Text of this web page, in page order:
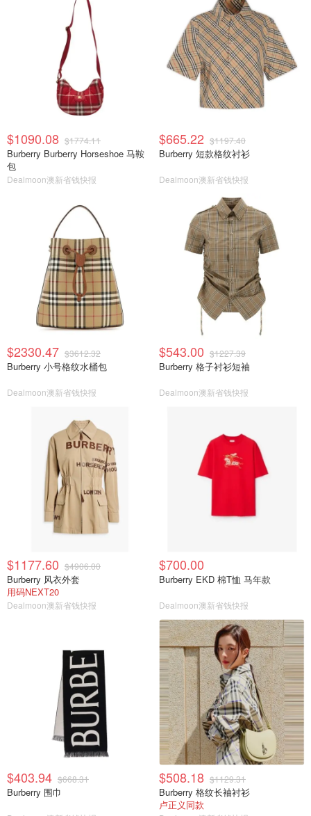
$1090.08 $1774.11
Burberry Burberry Horseshoe 马鞍
包
Dealmoon澳新省钱快报
$665.22 $1197.40
Burberry 短款格纹衬衫
Dealmoon澳新省钱快报
$2330.47 $3612.32
Burberry 小号格纹水桶包
Dealmoon澳新省钱快报
$543.00 $1227.39
Burberry 格子衬衫短袖
Dealmoon澳新省钱快报
$1177.60 $4906.00
Burberry 风衣外套
用码NEXT20
Dealmoon澳新省钱快报
$700.00
Burberry EKD 棉T恤 马年款
Dealmoon澳新省钱快报
$403.94 $668.31
Burberry 围巾
$508.18 $1129.31
Burberry 格纹长袖衬衫
卢正义同款